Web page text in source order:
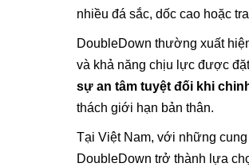
nhiều đá sắc, dốc cao hoặc
DoubleDown thường xuất
và khả năng chịu lực được
sự an tâm tuyệt đối khi
thách giới hạn bản thân.
Tại Việt Nam, với những
DoubleDown trở thành lựa